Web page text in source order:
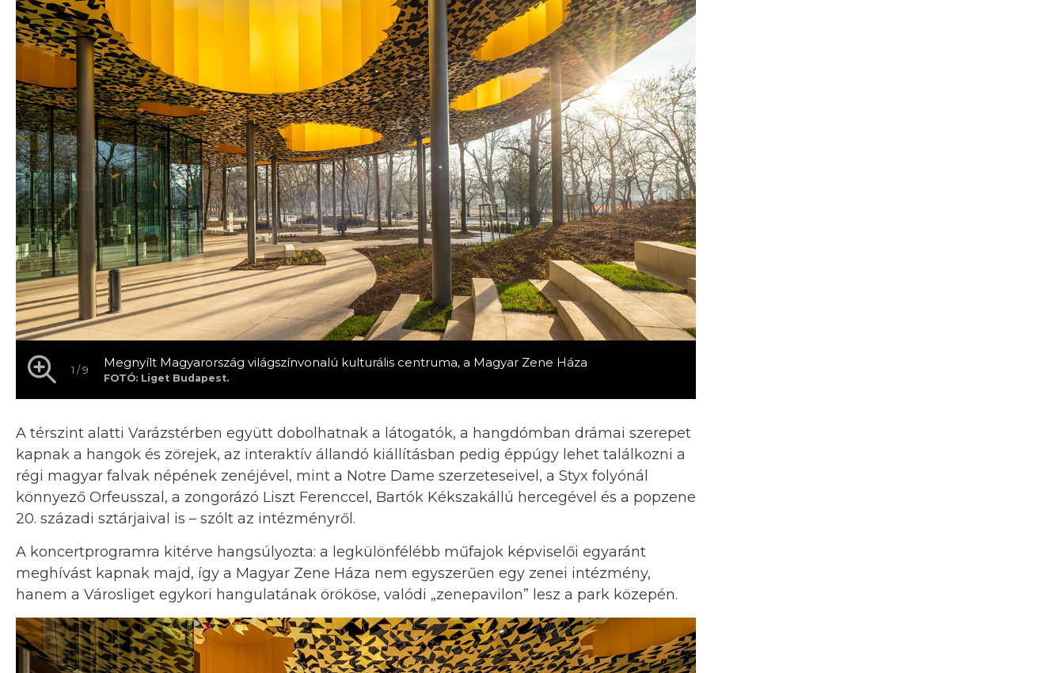
1 / 9 Megnyílt Magyarország világszínvonalú kulturális centruma, a Magyar Zene Háza
FOTÓ: Liget Budapest.
A térszint alatti Varázstérben együtt dobolhatnak a látogatók, a hangdómban drámai szerepet
kapnak a hangok és zörejek, az interaktív állandó kiállításban pedig éppúgy lehet találkozni a
régi magyar falvak népének zenéjével, mint a Notre Dame szerzeteseivel, a Styx folyónál
könnyező Orfeusszal, a zongorázó Liszt Ferenccel, Bartók Kékszakállú hercegével és a popzene
20. századi sztárjaival is – szólt az intézményről.
A koncertprogramra kitérve hangsúlyozta: a legkülönfélébb műfajok képviselői egyaránt
meghívást kapnak majd, így a Magyar Zene Háza nem egyszerűen egy zenei intézmény,
hanem a Városliget egykori hangulatának örököse, valódi „zenepavilon” lesz a park közepén.